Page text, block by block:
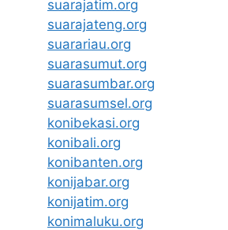
suarajatim.org
suarajateng.org
suarariau.org
suarasumut.org
suarasumbar.org
suarasumsel.org
konibekasi.org
konibali.org
konibanten.org
konijabar.org
konijatim.org
konimaluku.org